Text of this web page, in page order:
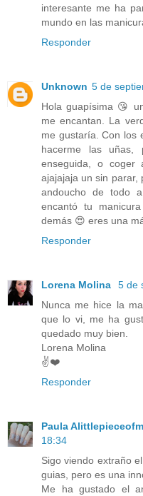
interesante me ha
mundo en las
Responder
Unknown 5 de
Hola guapísima 😘
me encantan. La
me gustaría. Con los
hacerme las uñas,
enseguida, o
ajajajaja un sin parar,
andoucho de todo
encantó tu
demás 😍 eres una
Responder
Lorena Molina
5 de
Nunca me hice la
que lo vi, me ha
quedado muy bien.
Lorena Molina
✌️❤️
Responder
Paula
18:34
Sigo viendo extraño
guias, pero es una
Me ha gustado el